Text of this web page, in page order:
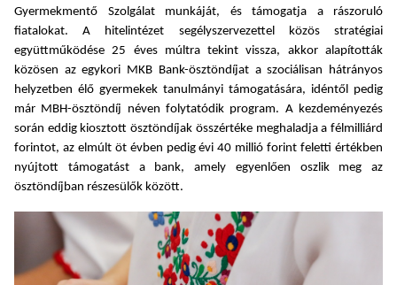
Gyermekmentő Szolgálat munkáját, és támogatja a rászoruló
fiatalokat. A hitelintézet segélyszervezettel közös stratégiai
együttműködése 25 éves múltra tekint vissza, akkor alapították
közösen az egykori MKB Bank-ösztöndíjat a szociálisan hátrányos
helyzetben élő gyermekek tanulmányi támogatására, idéntől pedig
már MBH-ösztöndíj néven folytatódik program. A kezdeményezés
során eddig kiosztott ösztöndíjak összértéke meghaladja a félmilliárd
forintot, az elmúlt öt évben pedig évi 40 millió forint feletti értékben
nyújtott támogatást a bank, amely egyenlően oszlik meg az
ösztöndíjban részesülők között.